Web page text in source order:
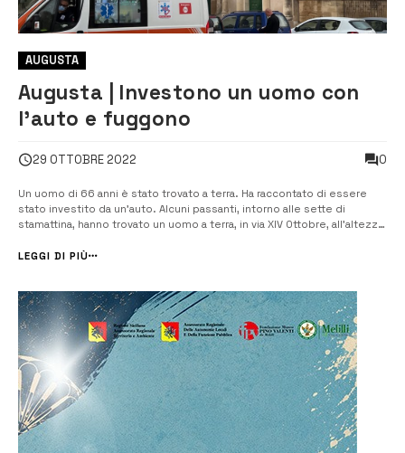
AUGUSTA
Augusta | Investono un uomo con
l’auto e fuggono
29 OTTOBRE 2022 0
Un uomo di 66 anni è stato trovato a terra. Ha raccontato di essere
stato investito da un’auto. Alcuni passanti, intorno alle sette di
stamattina, hanno trovato un uomo a terra, in via XIV Ottobre, all’altezza
aveva il volto tumefatto, gli abiti strappati e […]
LEGGI DI PIÙ